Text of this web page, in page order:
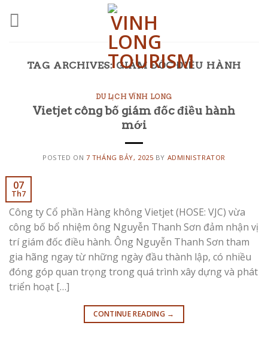
TAG ARCHIVES:GIÁM ĐỐC ĐIỀU HÀNH
DU LỊCH VĨNH LONG
Vietjet công bố giám đốc điều hành
mới
POSTED ON 7 THÁNG BẢY, 2025 BY ADMINISTRATOR
07
Th7
Công ty Cổ phần Hàng không Vietjet (HOSE: VJC) vừa
công bố bổ nhiệm ông Nguyễn Thanh Sơn đảm nhận vị
trí giám đốc điều hành. Ông Nguyễn Thanh Sơn tham
gia hãng ngay từ những ngày đầu thành lập, có nhiều
đóng góp quan trọng trong quá trình xây dựng và phát
triển hoạt […]
CONTINUE READING →